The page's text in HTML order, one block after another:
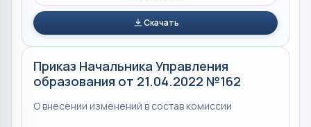
Скачать
Приказ Начальника Управления
образования от 21.04.2022 №162
О внесении изменений в состав комиссии